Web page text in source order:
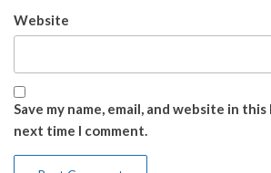
Website
Save my name, email, and website in
next time I comment.